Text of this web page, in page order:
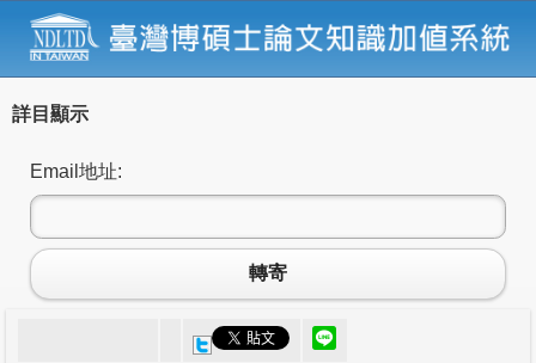
詳目顯示
Email地址:
轉寄